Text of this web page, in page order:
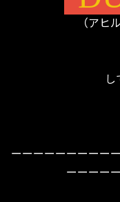
（アヒ
ーーーーーーーーー
ーーーー